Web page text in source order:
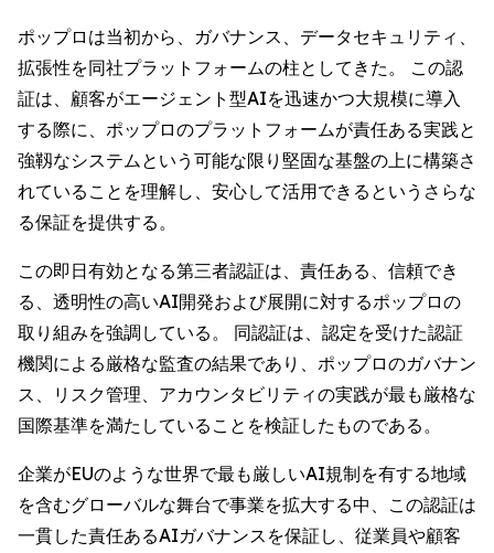
ポップロは当初から、ガバナンス、データセキュリティ、
拡張性を同社プラットフォームの柱としてきた。 この認
証は、顧客がエージェント型AIを迅速かつ大規模に導入
する際に、ポップロのプラットフォームが責任ある実践と
強靱なシステムという可能な限り堅固な基盤の上に構築さ
れていることを理解し、安心して活用できるというさらな
る保証を提供する。
この即日有効となる第三者認証は、責任ある、信頼でき
る、透明性の高いAI開発および展開に対するポップロの
取り組みを強調している。 同認証は、認定を受けた認証
機関による厳格な監査の結果であり、ポップロのガバナン
ス、リスク管理、アカウンタビリティの実践が最も厳格な
国際基準を満たしていることを検証したものである。
企業がEUのような世界で最も厳しいAI規制を有する地域
を含むグローバルな舞台で事業を拡大する中、この認証は
一貫した責任あるAIガバナンスを保証し、従業員や顧客